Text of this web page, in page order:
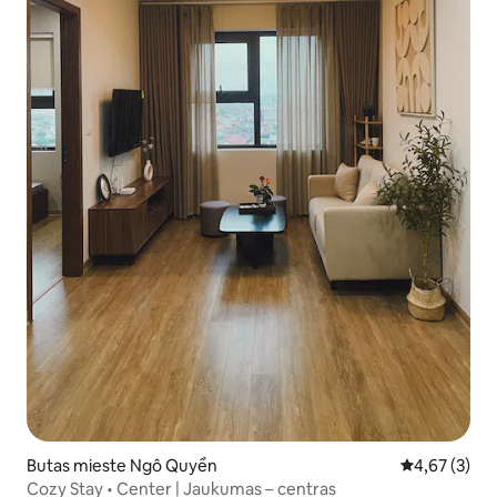
Butas mieste Ngô Quyền Vidutinis
4,67 (3)
Cozy Stay • Center | Jaukumas – centras